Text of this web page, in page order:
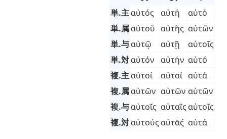
単.主αὐτός αὐτή
αὐτό
単.属αὐτοῦ αὐτῆς αὐτῶν
単.与αὐτῷ αὐτῇ
αὐτοῖς
単.対αὐτόν αὐτήν αὐτό
複.主αὐτοί αὐταί αὐτά
複.属αὐτῶν αὐτῶν αὐτῶν
複.与αὐτοῖς αὐταῖς αὐτοῖς
複.対αὐτούς αὐτᾱ´
ς αὐτά